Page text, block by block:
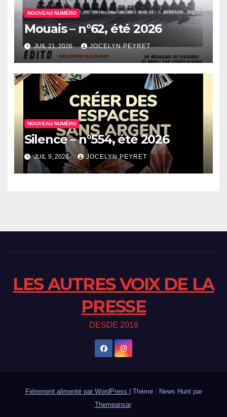
NOUVEAU NUMÉRO
Mouais – n°62, été 2026
JUIL 21, 2026 JOCELYN PEYRET
NOUVEAU NUMÉRO
Silence – n°554, été 2026
JUIL 9, 2026 JOCELYN PEYRET
LES AUTRES VOIX DE LA
PRESSE
DESDE 2018
Fièrement alimenté par WordPress | Thème : News Hunt par
Themeansar.